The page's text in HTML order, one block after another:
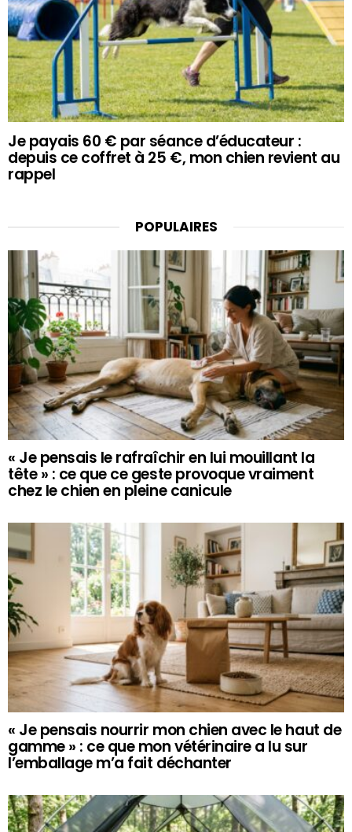
Je payais 60 € par séance d’éducateur :
depuis ce coffret à 25 €, mon chien revient au
rappel
POPULAIRES
« Je pensais le rafraîchir en lui mouillant la
tête » : ce que ce geste provoque vraiment
chez le chien en pleine canicule
« Je pensais nourrir mon chien avec le haut de
gamme » : ce que mon vétérinaire a lu sur
l’emballage m’a fait déchanter